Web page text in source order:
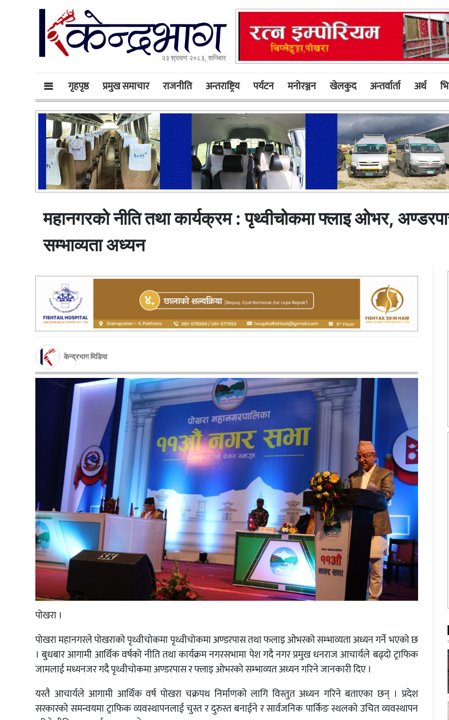
२३ श्रावण २०८३, शनिबार
गृहपृष्ठ प्रमुख समाचार राजनीति अन्तराष्ट्रिय पर्यटन मनोरञ्जन खेलकुद अन्तर्वार्ता अर्थ
महानगरको नीति तथा कार्यक्रम : पृथ्वीचोकमा फ्लाइ ओभर,
सम्भाव्यता अध्यन
केन्द्रभाग मिडिया
पोखरा ।
पोखरा महानगरले पोखराको पृथ्वीचोकमा पृथ्वीचोकमा अण्डरपास तथा फलाइ ओभरको सम्भाव्यता अध्यन गर्ने भएको छ
। बुधबार आगामी आर्थिक वर्षको नीति तथा कार्यक्रम नगरसभामा पेश गदै नगर प्रमुख धनराज आचार्यले बढ्दो ट्राफिक
जामलाई मध्यनजर गदै पृथ्वीचोकमा अण्डरपास र फ्लाइ ओभरको सम्भाव्यत अध्यन गरिने जानकारी दिए ।
यस्तै आचार्यले आगामी आर्थिक वर्ष पोखरा चक्रपथ निर्माणको लागि विस्तुत अध्यन गरिने बताएका छन् । प्रदेश
सरकारको समन्वयमा ट्राफिक व्यवस्थापनलाई चुस्त र दुरुस्त बनाईने र सार्वजनिक पार्किङ स्थलको उचित व्यवस्थापन